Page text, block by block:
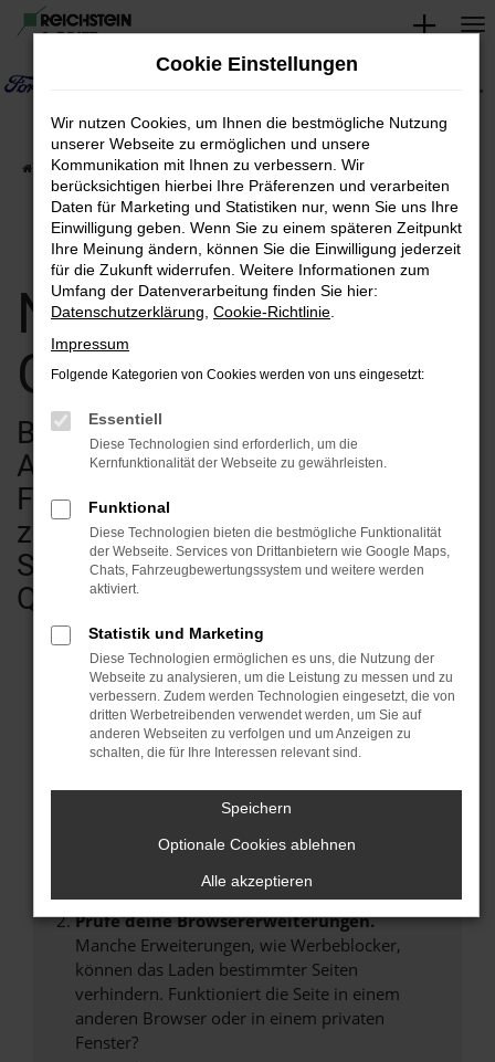
Zum
springen
Startseite Verkauf Fahrzeugsuche
Neuwagen &
Gebrauchtwagen
Bei uns finden Sie eine breite
Auswahl an verschiedenen
Fahrzeugen - vom Kleinwagen bis
zum Transporter & Wohnmobil.
Sofort verfügbar in geprüfter
Qualität.
Fehler: Network Error
Beim Laden ist ein Fehler aufgetreten.
Überprüfe deine Firewall und deine
Internetverbindung.
Prüfe deine Browsererweiterungen.
Manche Erweiterungen, wie Werbeblocker,
können das Laden bestimmter Seiten
verhindern. Funktioniert die Seite in einem
anderen Browser oder in einem privaten
Fenster?
Cookie Einstellungen
Wir nutzen Cookies, um Ihnen die bestmögliche Nutzung
unserer Webseite zu ermöglichen und unsere
Kommunikation mit Ihnen zu verbessern. Wir
berücksichtigen hierbei Ihre Präferenzen und verarbeiten
Daten für Marketing und Statistiken nur, wenn Sie uns Ihre
Einwilligung geben. Wenn Sie zu einem späteren Zeitpunkt
Ihre Meinung ändern, können Sie die Einwilligung jederzeit
für die Zukunft widerrufen. Weitere Informationen zum
Umfang der Datenverarbeitung finden Sie hier:
Datenschutzerklärung Cookie-Richtlinie
Impressum
Folgende Kategorien von Cookies werden von uns eingesetzt:
Essentiell
Diese Technologien sind erforderlich, um die
Kernfunktionalität der Webseite zu gewährleisten.
Funktional
Diese Technologien bieten die bestmögliche Funktionalität
der Webseite. Services von Drittanbietern wie Google Maps,
Chats, Fahrzeugbewertungssystem und weitere werden
aktiviert.
Statistik und Marketing
Diese Technologien ermöglichen es uns, die Nutzung der
Webseite zu analysieren, um die Leistung zu messen und zu
verbessern. Zudem werden Technologien eingesetzt, die von
dritten Werbetreibenden verwendet werden, um Sie auf
anderen Webseiten zu verfolgen und um Anzeigen zu
schalten, die für Ihre Interessen relevant sind.
Speichern
Optionale Cookies ablehnen
Alle akzeptieren